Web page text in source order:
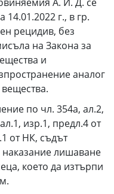
14.01.2022 г., в гр.
рецидив, без
на Закона за
и
аналог
по чл. 354а, ал.2,
изр.1, предл.4 от
от НК, съдът
лишаване
което да изтърпи